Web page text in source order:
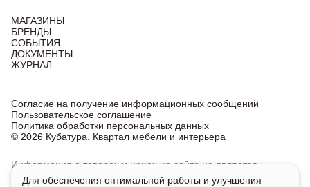
МАГАЗИНЫ
БРЕНДЫ
СОБЫТИЯ
ДОКУМЕНТЫ
ЖУРНАЛ
© 2026 Кубатура. Квартал мебели и интерьера
Согласие на получение информационных сообщений
Пользовательское соглашение
Политика обработки персональных данных
Информация о товарах и ценах на сайте не является
публичной офертой, носит исключительно информационный
Для обеспечения оптимальной работы и улучшения